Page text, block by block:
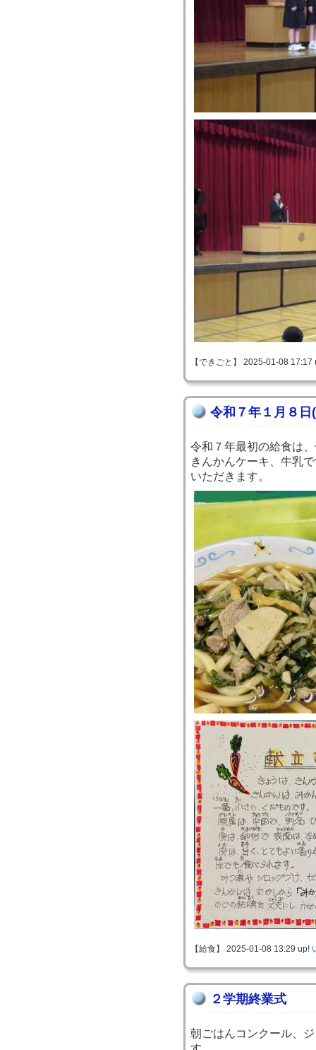
【できごと】 2025-01-08
令和７年１月８日
令和７年最初の給食は
きんかんケーキ、牛乳
いただきます。
【給食】 2025-01-08 13:29 up!
２学期終業式
朝ごはんコンクール、